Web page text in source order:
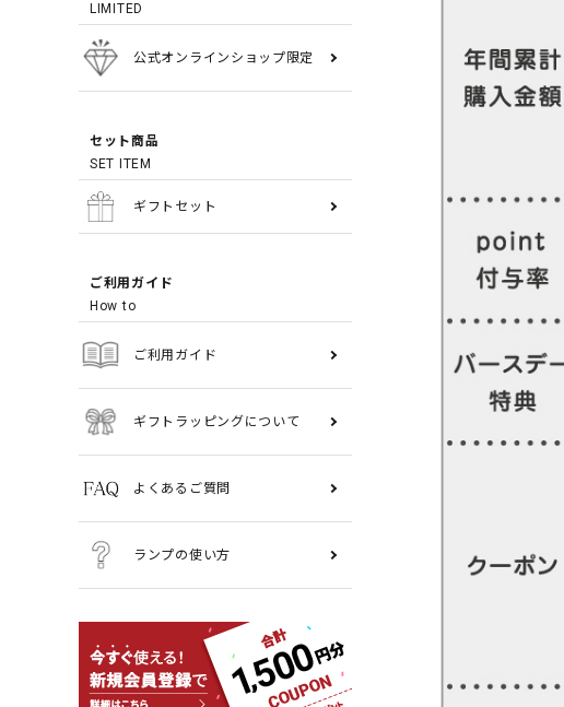
LIMITED
公式オンラインショップ限定
セット商品
SET ITEM
ギフトセット
ご利用ガイド
How to
ご利用ガイド
ギフトラッピングについて
よくあるご質問
ランプの使い方